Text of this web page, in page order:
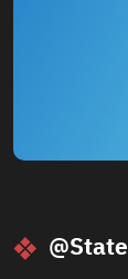
@State